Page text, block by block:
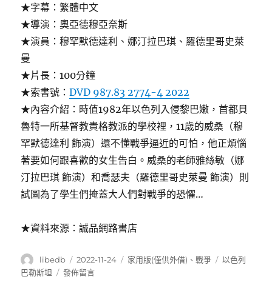
★字幕：繁體中文
★導演：奧亞德穆亞奈斯
★演員：穆罕默德達利、娜汀拉巴琪、羅德里哥史萊
曼
★片長：100分鐘
★索書號：DVD 987.83 2774-4 2022
★內容介紹：時值1982年以色列入侵黎巴嫩，首都貝
魯特一所基督教貴格教派的學校裡，11歲的威桑（穆
罕默德達利 飾演）還不懂戰爭逼近的可怕，他正煩惱
著要如何跟喜歡的女生告白。威桑的老師雅絲敏（娜
汀拉巴琪 飾演）和喬瑟夫（羅德里哥史萊曼 飾演）則
試圖為了學生們掩蓋大人們對戰爭的恐懼…
★資料來源：誠品網路書店
作
者
libedb
發
佈
2022-11-24
分
家用版(僅供外借) 、 戰爭
標
以色列
巴勒斯坦
在
發佈留言